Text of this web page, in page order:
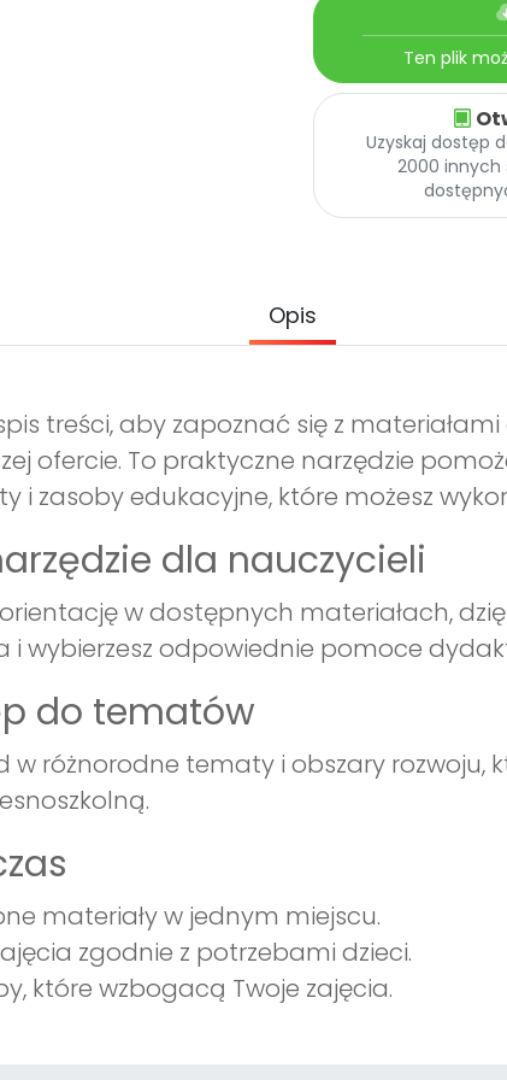
Ten plik
Uzyskaj dostęp
2000 innych
Opis
treści, aby zapoznać się z
ofercie. To praktyczne narzędzie
i zasoby edukacyjne, które możesz
dla nauczycieli
w dostępnych materiałach,
i wybierzesz odpowiednie pomoce
do tematów
w różnorodne tematy i obszary rozwoju,
materiały w jednym miejscu.
zgodnie z potrzebami dzieci.
które wzbogacą Twoje zajęcia.